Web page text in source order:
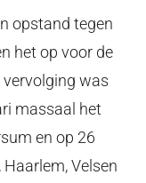
opstand tegen
het op voor de
was
massaal het
en op 26
Velsen